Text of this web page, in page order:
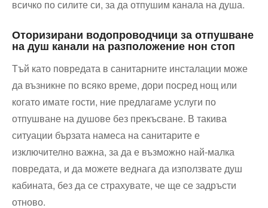
всичко по силите си, за да отпушим канала на душа.
Оторизирани водопроводчици за отпушване
на душ канали на разположение нон стоп
Тъй като повредата в санитарните инсталации може
да възникне по всяко време, дори посред нощ или
когато имате гости, ние предлагаме услуги по
отпушване на душове без прекъсване. В такива
ситуации бързата намеса на санитарите е
изключително важна, за да е възможно най-малка
повредата, и да можете веднага да използвате душ
кабината, без да се страхувате, че ще се задръсти
отново.